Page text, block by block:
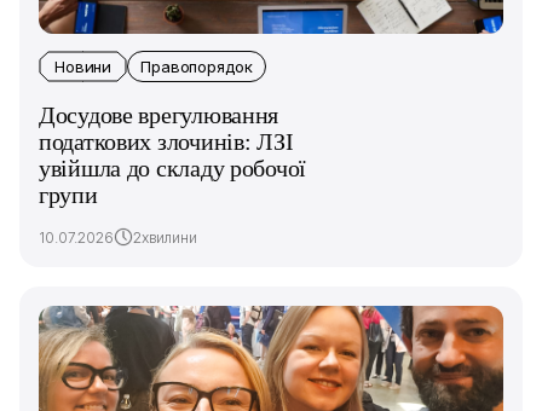
Новини Правопорядок
Досудове врегулювання
податкових злочинів: ЛЗІ
увійшла до складу робочої
групи
10.07.2026 2хвилини